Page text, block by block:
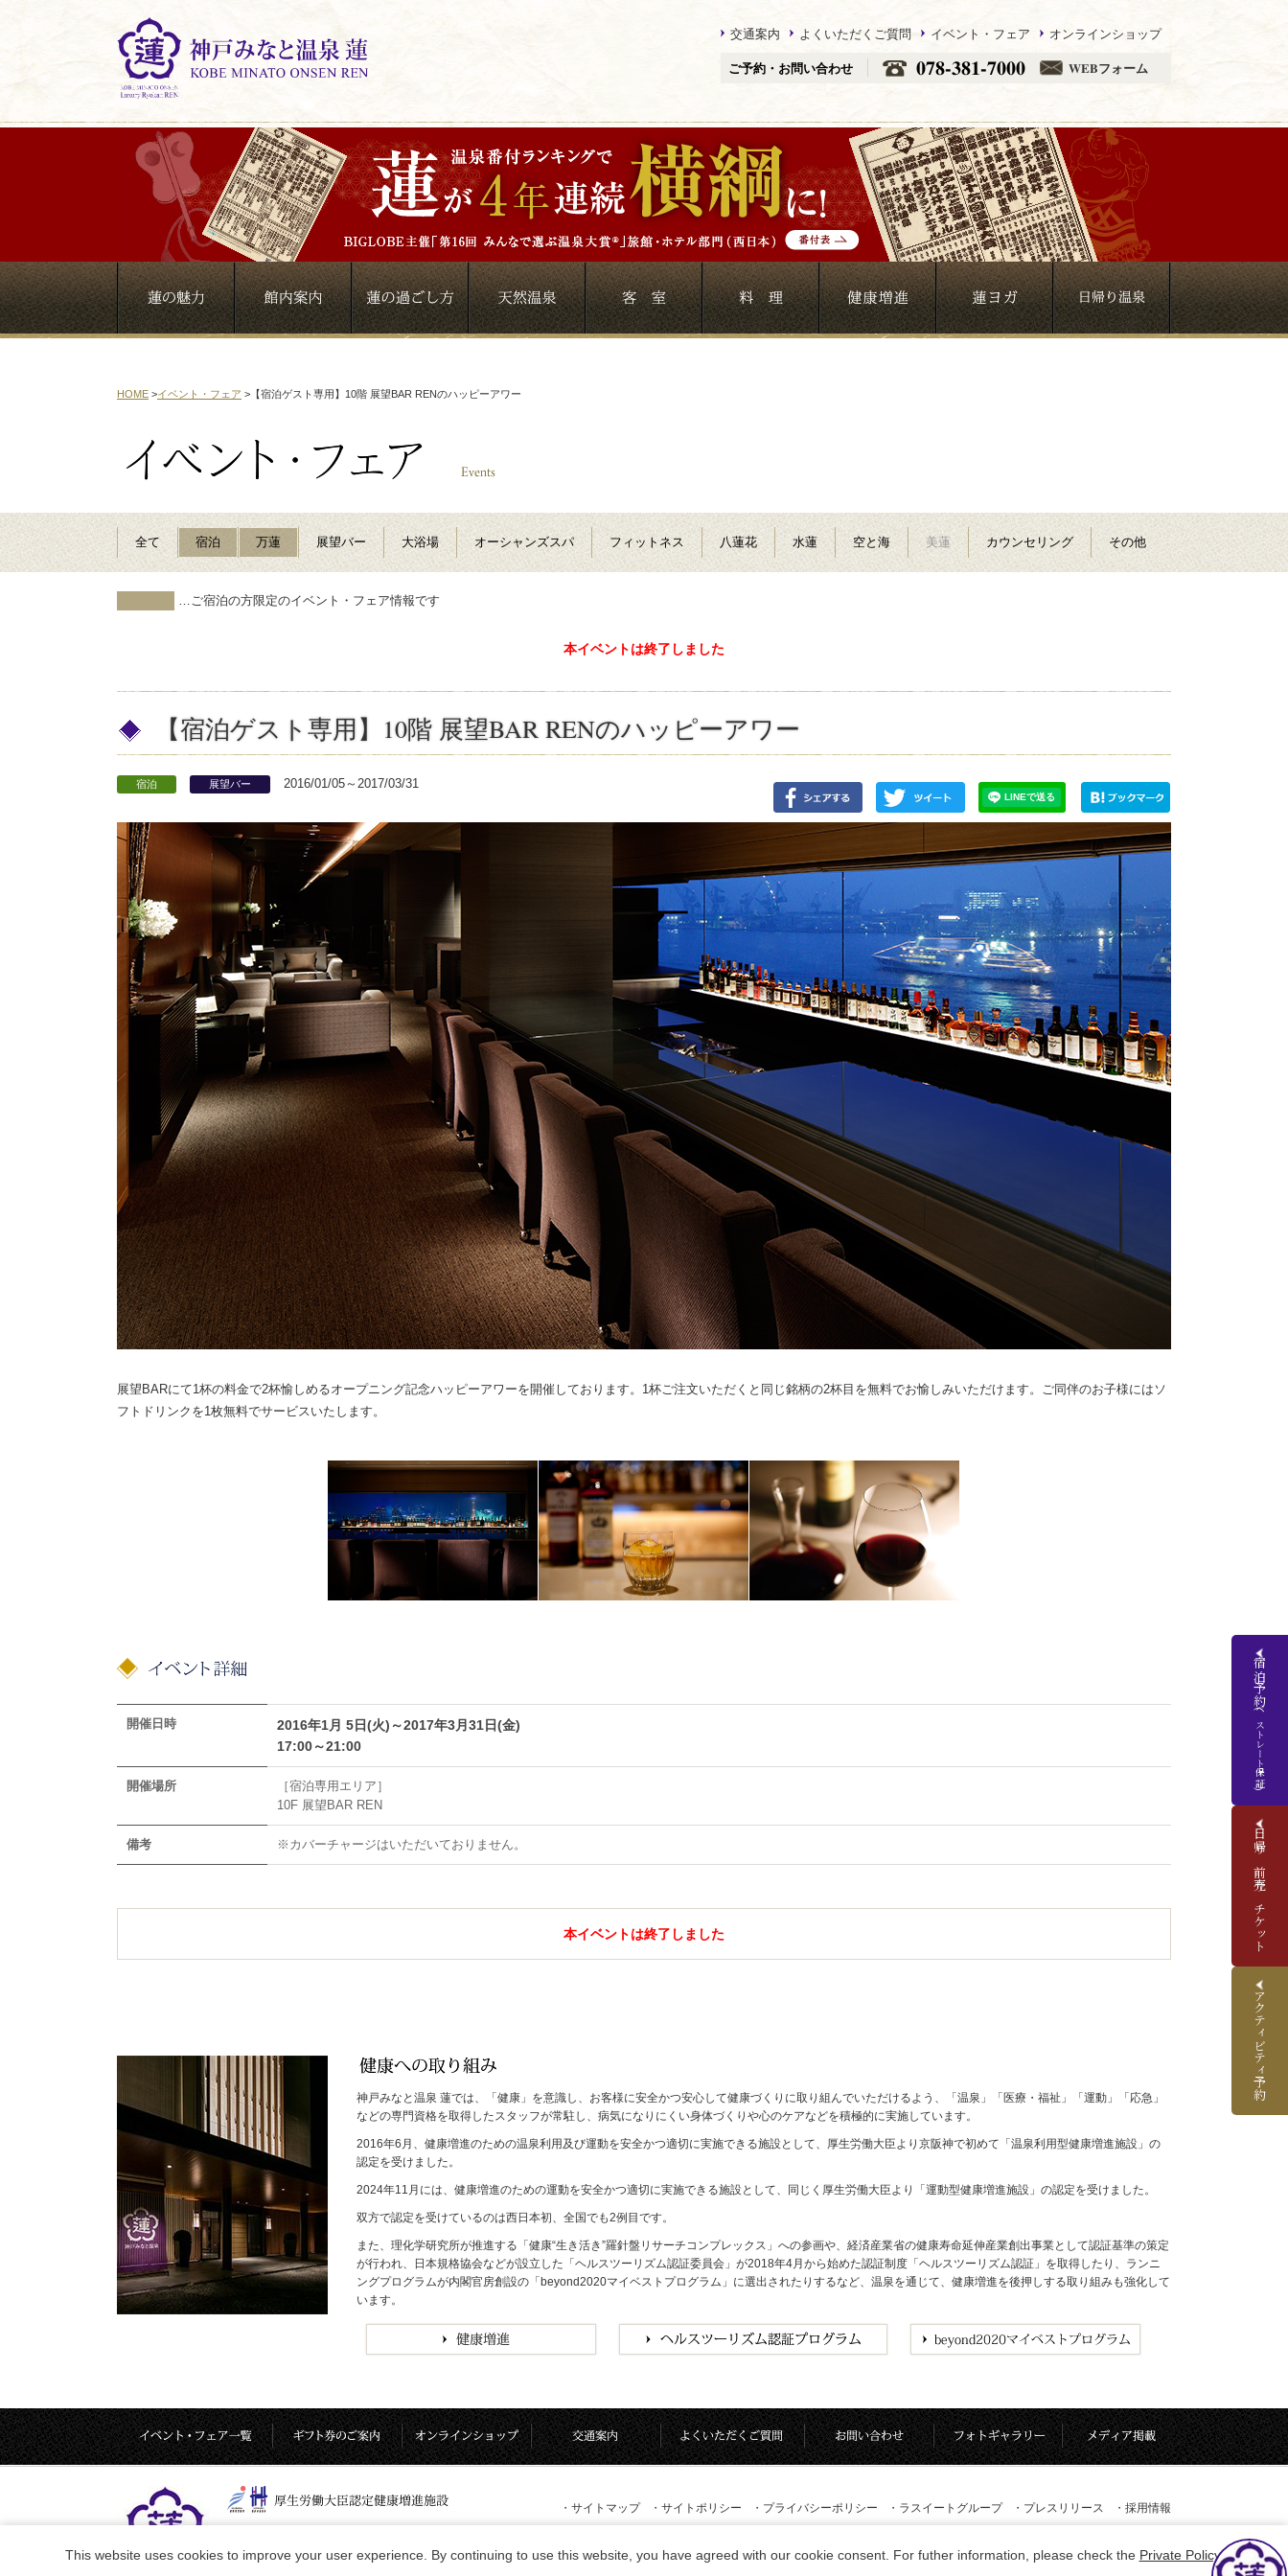
交通案内 よくいただくご質問 イベント・フェア オンラインショップ
ご予約・お問い合わせ 078-381-7000 WEBフォーム
宿泊予約
(ベストレート保証)
日帰り前売りチケット
アクティビティ予約
HOME >イベント・フェア > 【宿泊ゲスト専用】10階 展望BAR RENのハッピーアワー
全て 宿泊 万蓮 展望バー 大浴場 オーシャンズスパ フィットネス 八蓮花 水蓮 空と海 美蓮 カウンセリング その他
…ご宿泊の方限定のイベント・フェア情報です
本イベントは終了しました
【宿泊ゲスト専用】10階 展望BAR RENのハッピーアワー
宿泊 展望バー 2016/01/05～2017/03/31
展望BARにて1杯の料金で2杯愉しめるオープニング記念ハッピーアワーを開催しております。1杯ご注文いただくと同じ銘柄の2杯目を無料でお愉しみいただけます。ご同伴のお子様にはソ
フトドリンクを1枚無料でサービスいたします。
開催日時
2016年1月 5日(火)～2017年3月31日(金)
17:00～21:00
開催場所
［宿泊専用エリア］
10F 展望BAR REN
備考 ※カバーチャージはいただいておりません。
本イベントは終了しました
神戸みなと温泉 蓮では、「健康」を意識し、お客様に安全かつ安心して健康づくりに取り組んでいただけるよう、「温泉」「医療・福祉」「運動」「応急」
などの専門資格を取得したスタッフが常駐し、病気になりにくい身体づくりや心のケアなどを積極的に実施しています。
2016年6月、健康増進のための温泉利用及び運動を安全かつ適切に実施できる施設として、厚生労働大臣より京阪神で初めて「温泉利用型健康増進施設」の
認定を受けました。
2024年11月には、健康増進のための運動を安全かつ適切に実施できる施設として、同じく厚生労働大臣より「運動型健康増進施設」の認定を受けました。
双方で認定を受けているのは西日本初、全国でも2例目です。
また、理化学研究所が推進する「健康“生き活き”羅針盤リサーチコンプレックス」への参画や、経済産業省の健康寿命延伸産業創出事業として認証基準の策定
が行われ、日本規格協会などが設立した「ヘルスツーリズム認証委員会」が2018年4月から始めた認証制度「ヘルスツーリズム認証」を取得したり、ランニ
ングプログラムが内閣官房創設の「beyond2020マイベストプログラム」に選出されたりするなど、温泉を通じて、健康増進を後押しする取り組みも強化して
います。
・ サイトマップ ・ サイトポリシー ・ プライバシーポリシー ・ ラスイートグループ ・ プレスリリース ・ 採用情報
This website uses cookies to improve your user experience. By continuing to use this website, you have agreed with our cookie consent. For futher information, please check the Private Policy.